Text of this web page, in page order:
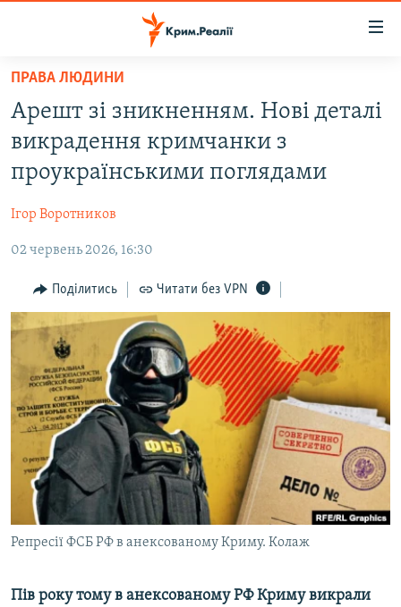
Перейти
основного
матеріалу
Перейти
до
основної
навігації
Перейти
пошуку
ВОДА.КРИМ
ВІДЕО ТА ФОТО
БЛОГИ
ПОГЛЯД
ІНТЕРВ'Ю
ВСЕ ЗА ДЕНЬ
СПЕЦПРОЕКТИ
ДЕПОРТАЦІЯ
ВІДЕОУРОКИ «ELIFBE»
СВІДЧЕННЯ ОКУПАЦІЇ
УКРАЇНСЬКА ПРОБЛЕМА КРИМУ
ІНФОГРАФІКА
ЯК ОБІЙТИ БЛОКУВАННЯ
Русский
Qırımtatar
ДОЛУЧАЙСЯ!
Усі сайти RFE/RL
ПРАВА ЛЮДИНИ
Арешт зі зникненням. Нові деталі
викрадення кримчанки з
проукраїнськими поглядами
Ігор Воротников
02 червень 2026, 16:30
Поділитись Читати без VPN
Репресії ФСБ РФ в анексованому Криму. Колаж
Пів року тому в анексованому РФ Криму викрали